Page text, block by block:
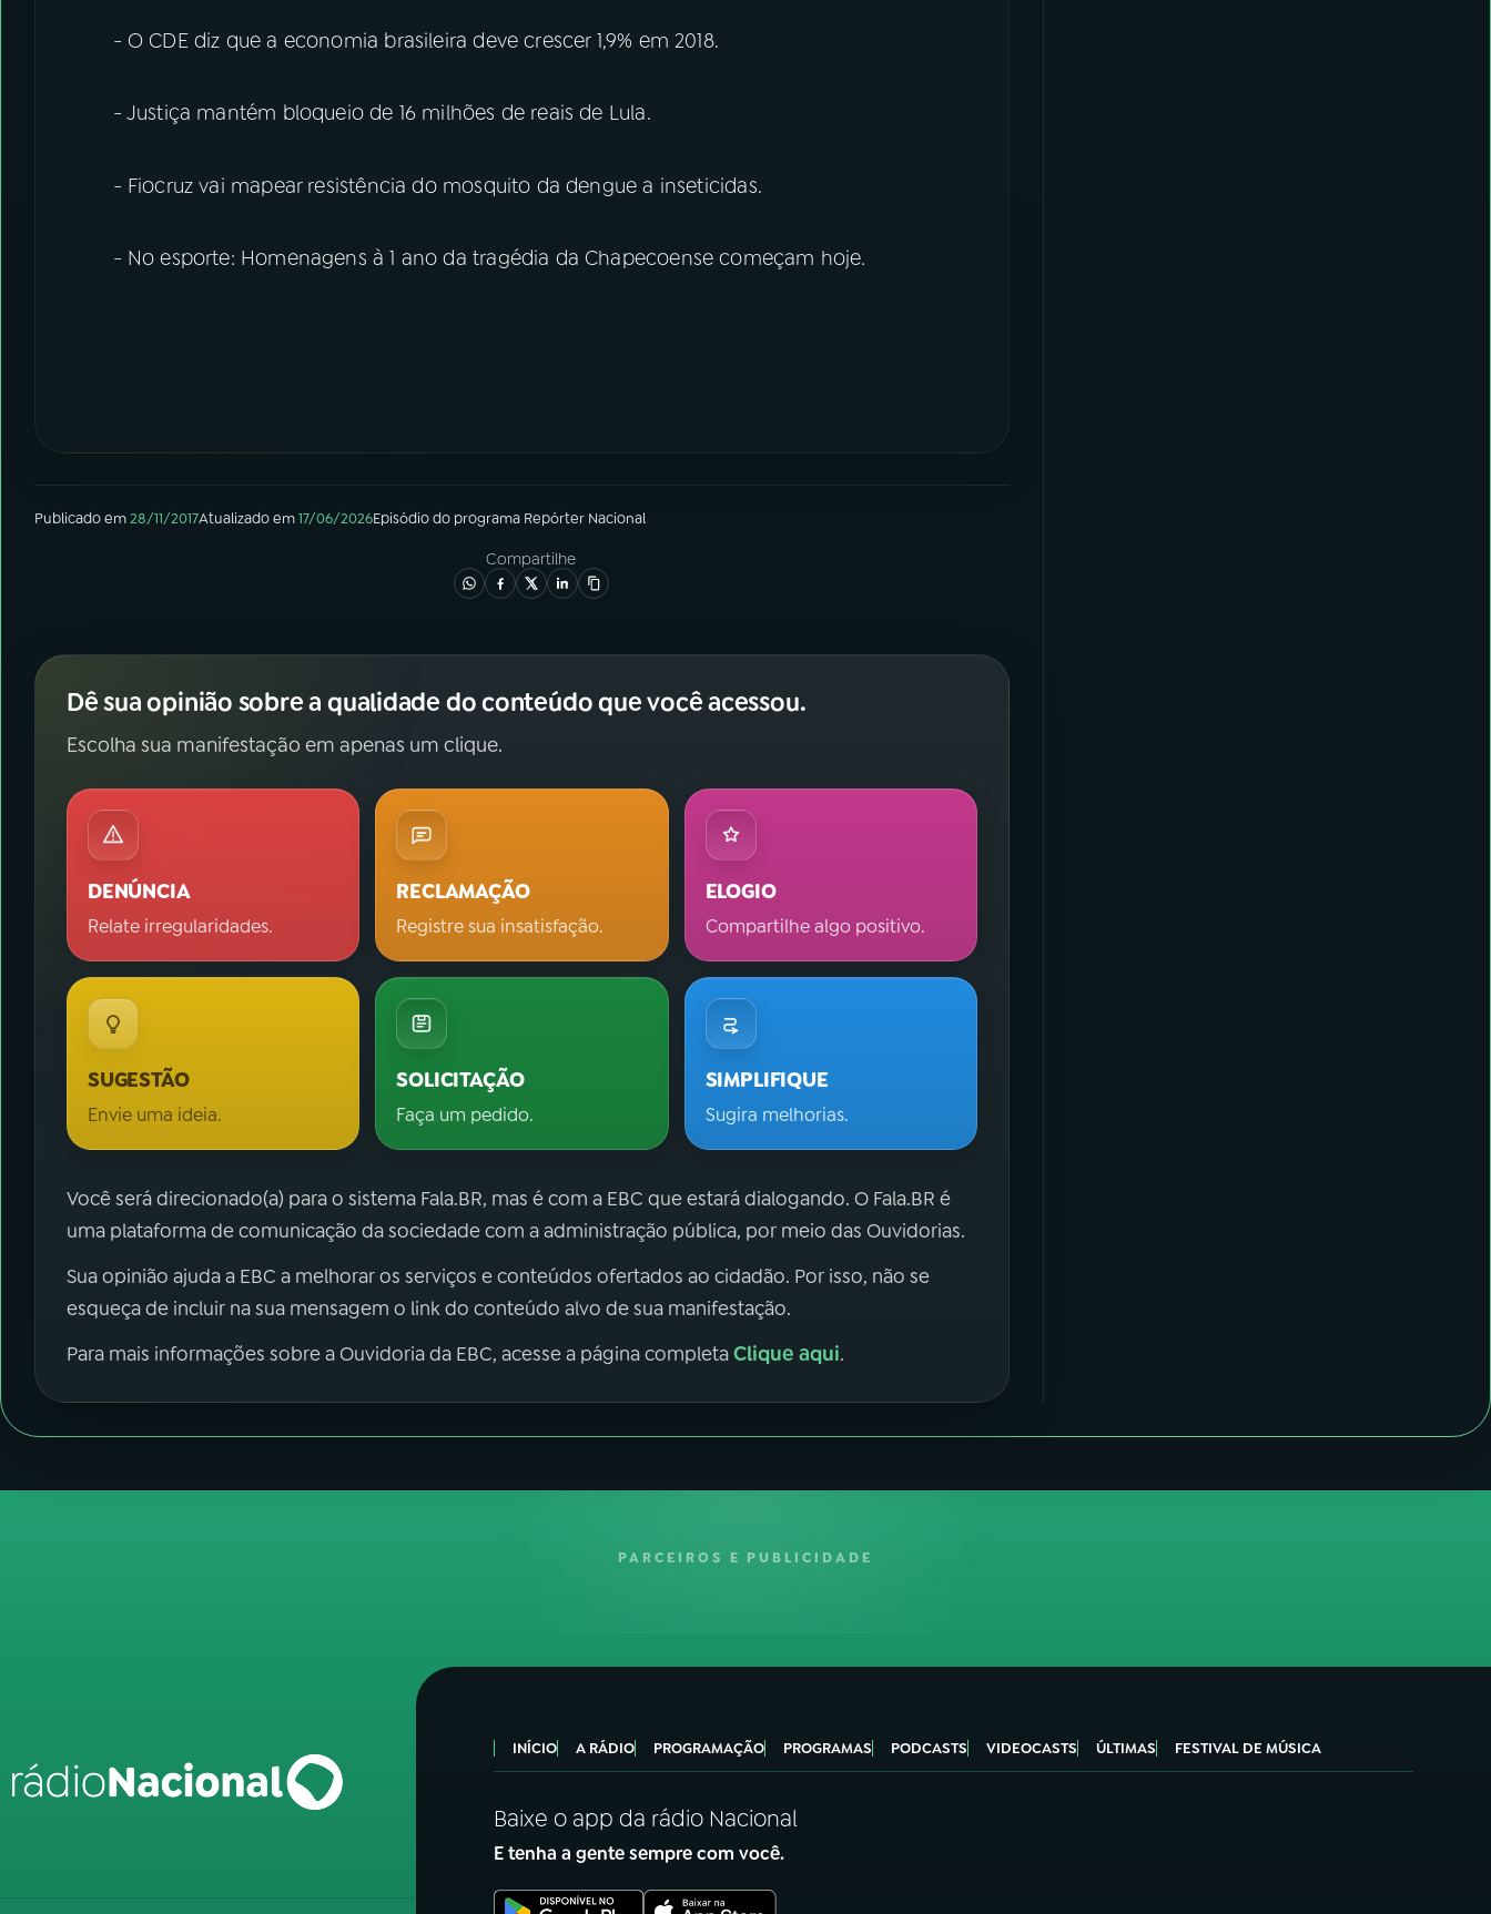
- O CDE diz que a economia brasileira deve crescer 1,9% em 2018.
- Justiça mantém bloqueio de 16 milhões de reais de Lula.
- Fiocruz vai mapear resistência do mosquito da dengue a inseticidas.
- No esporte: Homenagens à 1 ano da tragédia da Chapecoense começam hoje.
Publicado em28/11/2017Atualizado em17/06/2026Episódiodo programa Repórter Nacional
Compartilhe
Dê sua opinião sobre a qualidade do conteúdo que você acessou.
Escolha sua manifestação em apenas um clique.
DENÚNCIA
Relate irregularidades.
RECLAMAÇÃO
Registre sua insatisfação.
ELOGIO
Compartilhe algo positivo.
SUGESTÃO
Envie uma ideia.
SOLICITAÇÃO
Faça um pedido.
SIMPLIFIQUE
Sugira melhorias.
Você será direcionado(a) para o sistema Fala.BR, mas é com a EBC que estará dialogando. O Fala.BR é
uma plataforma de comunicação da sociedade com a administração pública, por meio das Ouvidorias.
Sua opinião ajuda a EBC a melhorar os serviços e conteúdos ofertados ao cidadão. Por isso, não se
esqueça de incluir na sua mensagem o link do conteúdo alvo de sua manifestação.
Para mais informações sobre a Ouvidoria da EBC, acesse a página completaClique aqui.
PARCEIROS E PUBLICIDADE
INÍCIO A RÁDIO PROGRAMAÇÃO PROGRAMAS PODCASTS VIDEOCASTS ÚLTIMAS FESTIVAL DE MÚSICA
Baixe o app da rádio Nacional
E tenha a gente sempre com você.